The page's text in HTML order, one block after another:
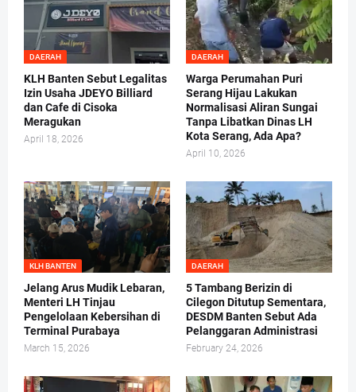
DAERAH
KLH Banten Sebut Legalitas
Izin Usaha JDEYO Billiard
dan Cafe di Cisoka
Meragukan
April 18, 2026
DAERAH
Warga Perumahan Puri
Serang Hijau Lakukan
Normalisasi Aliran Sungai
Tanpa Libatkan Dinas LH
Kota Serang, Ada Apa?
April 10, 2026
KLH BANTEN
Jelang Arus Mudik Lebaran,
Menteri LH Tinjau
Pengelolaan Kebersihan di
Terminal Purabaya
March 15, 2026
DAERAH
5 Tambang Berizin di
Cilegon Ditutup Sementara,
DESDM Banten Sebut Ada
Pelanggaran Administrasi
February 24, 2026